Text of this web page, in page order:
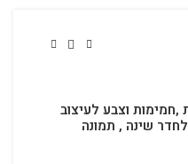
,חמימות וצבע לעיצוב
שינה , תמונה